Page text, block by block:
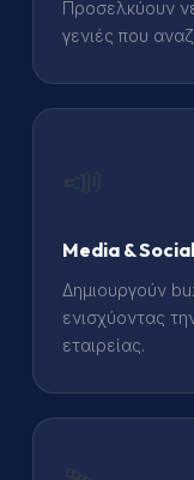
Προσελκύουν
γενιές που
Media &
Δημιουργούν
ενισχύοντας
εταιρείας.